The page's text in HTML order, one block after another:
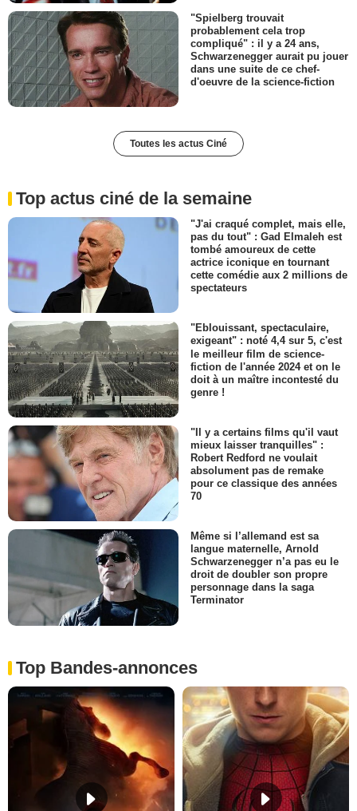
"Spielberg trouvait
probablement cela trop
compliqué" : il y a 24 ans,
Schwarzenegger aurait pu jouer
dans une suite de ce chef-
d'oeuvre de la science-fiction
Toutes les actus Ciné
Top actus ciné de la semaine
"J'ai craqué complet, mais elle,
pas du tout" : Gad Elmaleh est
tombé amoureux de cette
actrice iconique en tournant
cette comédie aux 2 millions de
spectateurs
"Eblouissant, spectaculaire,
exigeant" : noté 4,4 sur 5, c'est
le meilleur film de science-
fiction de l'année 2024 et on le
doit à un maître incontesté du
genre !
"Il y a certains films qu'il vaut
mieux laisser tranquilles" :
Robert Redford ne voulait
absolument pas de remake
pour ce classique des années
70
Même si l’allemand est sa
langue maternelle, Arnold
Schwarzenegger n’a pas eu le
droit de doubler son propre
personnage dans la saga
Terminator
Top Bandes-annonces